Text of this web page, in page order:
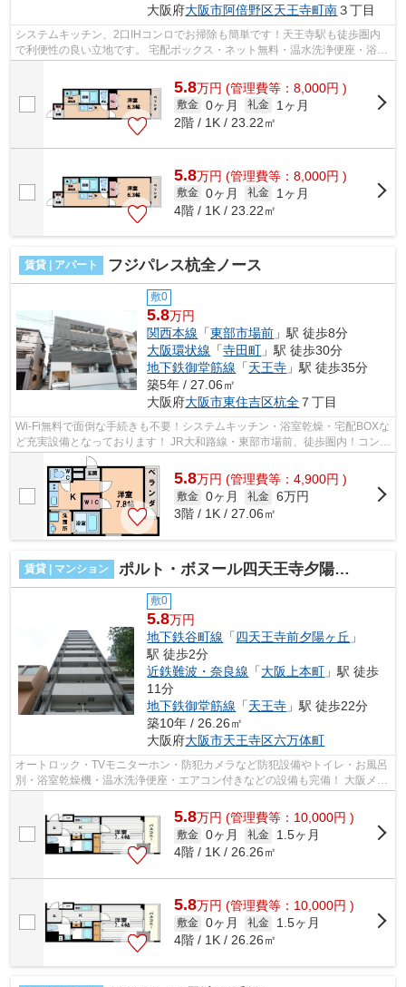
大阪府大阪市阿倍野区天王寺町南３丁目
システムキッチン、2口IHコンロでお掃除も簡単です！天王寺駅も徒歩圏内
で利便性の良い立地です。 宅配ボックス・ネット無料・温水洗浄便座・浴室
5.8万円 (管理費等：8,000円 )
敷金 0ヶ月 礼金
1ヶ月
2階 / 1K / 23.22㎡
5.8万円 (管理費等：8,000円 )
敷金 0ヶ月 礼金
1ヶ月
4階 / 1K / 23.22㎡
賃貸 | アパート フジパレス杭全ノース
敷0
5.8万円
関西本線 「東部市場前 」駅 徒歩8分
大阪環状線 「寺田町 」駅 徒歩30分
地下鉄御堂筋線 「天王寺 」駅 徒歩35分
築5年 / 27.06㎡
大阪府大阪市東住吉区杭全 ７丁目
Wi-Fi無料で面倒な手続きも不要！システムキッチン・浴室乾燥・宅配BOXな
ど充実設備となっております！ JR大和路線・東部市場前、徒歩圏内！コンビ
ニ・スーパーなど近く徒歩圏内です...
5.8万円 (管理費等：4,900円 )
敷金 0ヶ月 礼金 6万円
3階 / 1K / 27.06㎡
賃貸 | マンション ポルト・ボヌール四天王寺夕陽ヶ丘ミラージュ
敷0
5.8万円
地下鉄谷町線 「四天王寺前夕陽ヶ丘 」
駅 徒歩2分
近鉄難波・奈良線 「大阪上本町 」駅 徒歩
11分
地下鉄御堂筋線 「天王寺 」駅 徒歩22分
築10年 / 26.26㎡
大阪府大阪市天王寺区六万体町
オートロック・TVモニターホン・防犯カメラなど防犯設備やトイレ・お風呂
別・浴室乾燥機・温水洗浄便座・エアコン付きなどの設備も完備！ 大阪メト
ロ谷町線・四天王寺前夕陽ヶ丘駅近...
5.8万円 (管理費等：10,000円 )
敷金 0ヶ月 礼金
1.5ヶ月
4階 / 1K / 26.26㎡
5.8万円 (管理費等：10,000円 )
敷金 0ヶ月 礼金
1.5ヶ月
4階 / 1K / 26.26㎡